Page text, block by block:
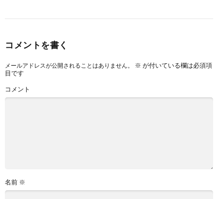
コメントを書く
メールアドレスが公開されることはありません。 ※ が付いている欄は必須項
目です
コメント
名前 ※